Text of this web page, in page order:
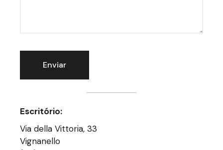
Escritório:
Via della Vittoria, 33
Vignanello